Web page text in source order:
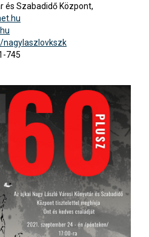
és Szabadidő Központ,
745